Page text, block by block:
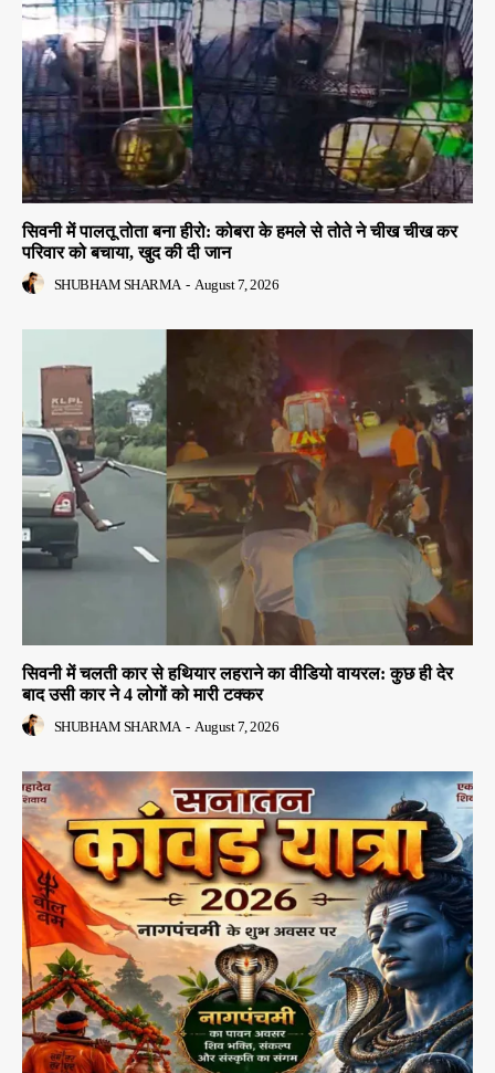
सिवनी में पालतू तोता बना हीरो: कोबरा के हमले से तोते ने चीख चीख कर
परिवार को बचाया, खुद की दी जान
SHUBHAM SHARMA - August 7, 2026
सिवनी में चलती कार से हथियार लहराने का वीडियो वायरल: कुछ ही देर
बाद उसी कार ने 4 लोगों को मारी टक्कर
SHUBHAM SHARMA - August 7, 2026